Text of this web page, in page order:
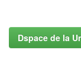
Dspace de la